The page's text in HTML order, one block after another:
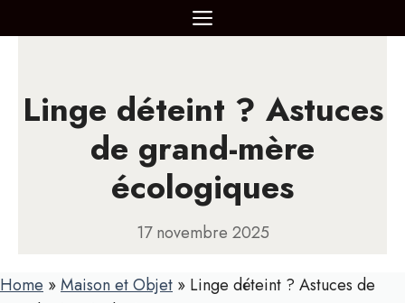
au
MENU
Linge déteint ? Astuces
de grand-mère
écologiques
17 novembre 2025
Home »Maison et Objet » Linge déteint ? Astuces de